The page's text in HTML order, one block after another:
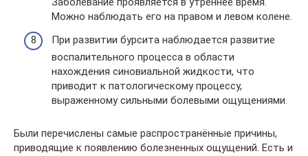
Можно наблюдать его на правом и левом колене.
При развитии бурсита наблюдается развитие
воспалительного процесса в области
нахождения синовиальной жидкости, что
приводит к патологическому процессу,
выраженному сильными болевыми ощущениями.
Были перечислены самые распространённые причины,
приводящие к появлению болезненных ощущений. Есть и